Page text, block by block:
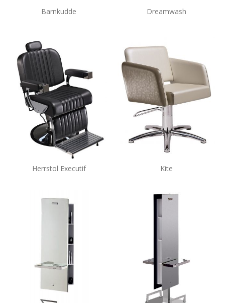
Barnkudde Dreamwash
Herrstol Executif Kite